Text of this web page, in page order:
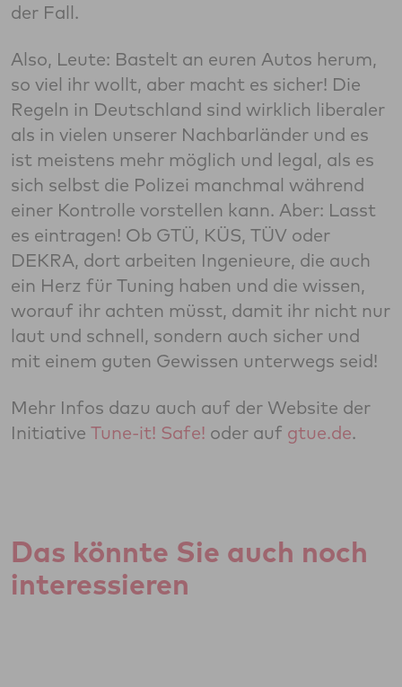
der Fall.
Also, Leute: Bastelt an euren Autos herum,
so viel ihr wollt, aber macht es sicher! Die
Regeln in Deutschland sind wirklich liberaler
als in vielen unserer Nachbarländer und es
ist meistens mehr möglich und legal, als es
sich selbst die Polizei manchmal während
einer Kontrolle vorstellen kann. Aber: Lasst
es eintragen! Ob GTÜ, KÜS, TÜV oder
DEKRA, dort arbeiten Ingenieure, die auch
ein Herz für Tuning haben und die wissen,
worauf ihr achten müsst, damit ihr nicht nur
laut und schnell, sondern auch sicher und
mit einem guten Gewissen unterwegs seid!
Mehr Infos dazu auch auf der Website der
Initiative Tune-it! Safe! oder auf gtue.de.
Das könnte Sie auch noch
interessieren